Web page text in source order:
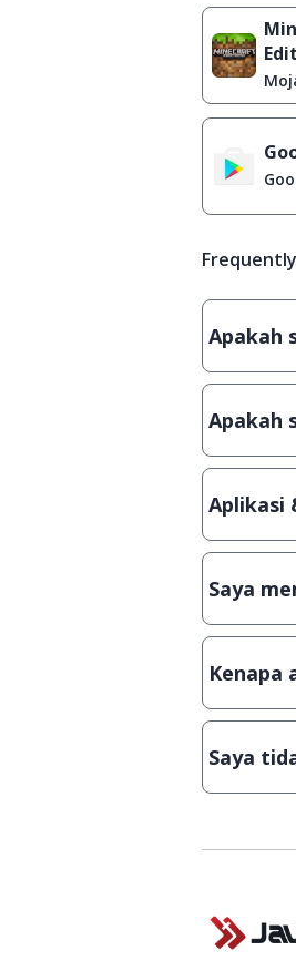
Apakah
Ya,
Apakah
Ya,
Aplikasi
Meskipun
Saya
Tentu
Kenapa
Demi
Saya
Kami